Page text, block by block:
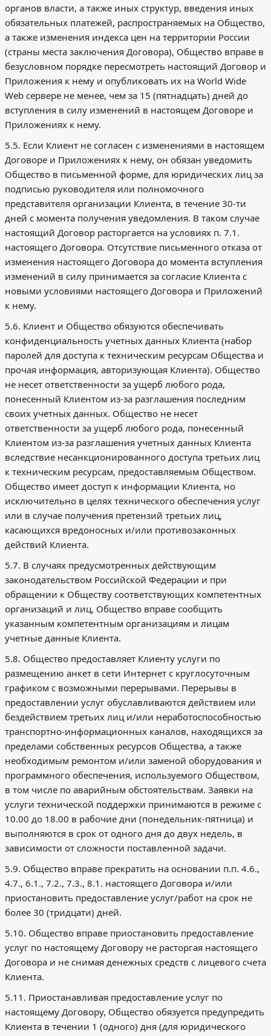
органов власти, а также иных структур, введения иных
обязательных платежей, распространяемых на Общество,
а также изменения индекса цен на территории России
(страны места заключения Договора), Общество вправе в
безусловном порядке пересмотреть настоящий Договор и
Приложения к нему и опубликовать их на World Wide
Web сервере не менее, чем за 15 (пятнадцать) дней до
вступления в силу изменений в настоящем Договоре и
Приложениях к нему.
5.5. Если Клиент не согласен с изменениями в настоящем
Договоре и Приложениях к нему, он обязан уведомить
Общество в письменной форме, для юридических лиц за
подписью руководителя или полномочного
представителя организации Клиента, в течение 30-ти
дней с момента получения уведомления. В таком случае
настоящий Договор расторгается на условиях п. 7.1.
настоящего Договора. Отсутствие письменного отказа от
изменения настоящего Договора до момента вступления
изменений в силу принимается за согласие Клиента с
новыми условиями настоящего Договора и Приложений
к нему.
5.6. Клиент и Общество обязуются обеспечивать
конфиденциальность учетных данных Клиента (набор
паролей для доступа к техническим ресурсам Общества и
прочая информация, авторизующая Клиента). Общество
не несет ответственности за ущерб любого рода,
понесенный Клиентом из-за разглашения последним
своих учетных данных. Общество не несет
ответственности за ущерб любого рода, понесенный
Клиентом из-за разглашения учетных данных Клиента
вследствие несанкционированного доступа третьих лиц
к техническим ресурсам, предоставляемым Обществом.
Общество имеет доступ к информации Клиента, но
исключительно в целях технического обеспечения услуг
или в случае получения претензий третьих лиц,
касающихся вредоносных и/или противозаконных
действий Клиента.
5.7. В случаях предусмотренных действующим
законодательством Российской Федерации и при
обращении к Обществу соответствующих компетентных
организаций и лиц, Общество вправе сообщить
указанным компетентным организациям и лицам
учетные данные Клиента.
5.8. Общество предоставляет Клиенту услуги по
размещению анкет в сети Интернет с круглосуточным
графиком с возможными перерывами. Перерывы в
предоставлении услуг обуславливаются действием или
бездействием третьих лиц и/или неработоспособностью
транспортно-информационных каналов, находящихся за
пределами собственных ресурсов Общества, а также
необходимым ремонтом и/или заменой оборудования и
программного обеспечения, используемого Обществом,
в том числе по аварийным обстоятельствам. Заявки на
услуги технической поддержки принимаются в режиме с
10.00 до 18.00 в рабочие дни (понедельник-пятница) и
выполняются в срок от одного дня до двух недель, в
зависимости от сложности поставленной задачи.
5.9. Общество вправе прекратить на основании п.п. 4.6.,
4.7., 6.1., 7.2., 7.3., 8.1. настоящего Договора и/или
приостановить предоставление услуг/работ на срок не
более 30 (тридцати) дней.
5.10. Общество вправе приостановить предоставление
услуг по настоящему Договору не расторгая настоящего
Договора и не снимая денежных средств с лицевого счета
Клиента.
5.11. Приостанавливая предоставление услуг по
настоящему Договору, Общество обязуется предупредить
Клиента в течении 1 (одного) дня (для юридического